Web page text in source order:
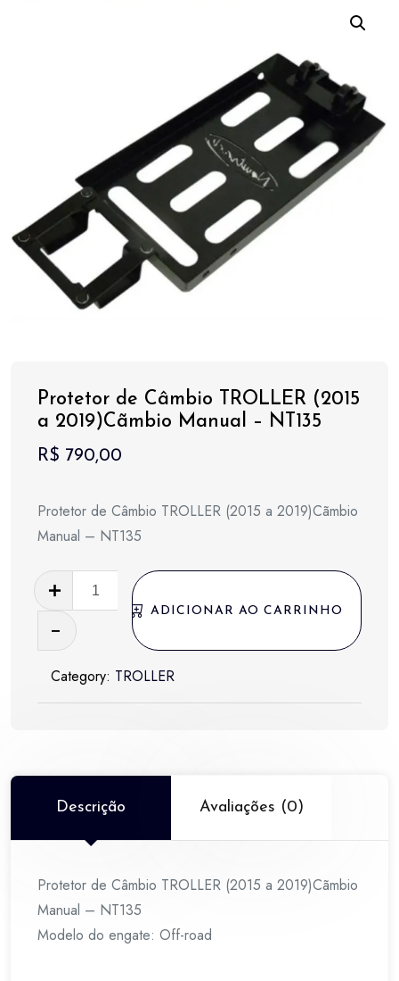
Protetor de Câmbio TROLLER (2015
a 2019)Cãmbio Manual – NT135
R$ 790,00
Protetor de Câmbio TROLLER (2015 a 2019)Cãmbio
Manual – NT135
Protetor
de
Câmbio
TROLLER
(2015
a
-
NT135
ADICIONAR AO CARRINHO
Category: TROLLER
Descrição Avaliações (0)
Protetor de Câmbio TROLLER (2015 a 2019)Cãmbio
Manual – NT135
Modelo do engate: Off-road